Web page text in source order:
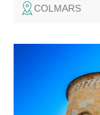
COLMARS
L'ancienne
pour y admirer
monument